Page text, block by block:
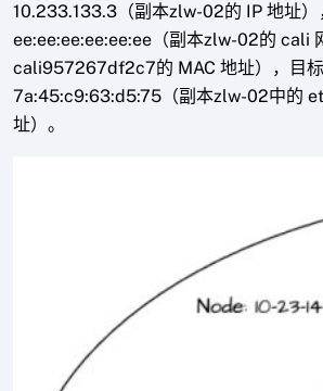
10.233.133.3（副本zlw-02的 IP 地址）
ee:ee:ee:ee:ee:ee（副本zlw-02的 cali
cali957267df2c7的 MAC 地址），目
7a:45:c9:63:d5:75（副本zlw-02中的
址）。